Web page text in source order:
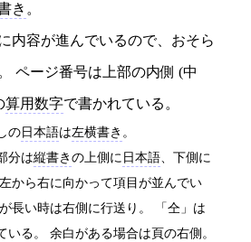
き 。
内容が進んでいるので、おそら
ページ番号は上部の内側 (中
算用数字で書かれている。
の日本語は左横書き 。
分は縦書きの上側に 日本語 、下側に
から右に向かって項目が並んでい
が長い時は右側に行送り。 「仝」は
いる。 余白がある場合は頁の右側。